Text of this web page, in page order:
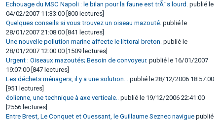
Echouage du MSC Napoli : le bilan pour la faune est trÃ¨s lourd. publié le
04/02/2007 11:33:00 [800 lectures]
Quelques conseils si vous trouvez un oiseau mazouté. publié le
28/01/2007 21:08:00 [841 lectures]
Une nouvelle pollution marine affecte le littoral breton. publié le
28/01/2007 12:00:00 [1509 lectures]
Urgent : Oiseaux mazoutés; Besoin de convoyeur. publié le 16/01/2007
19:07:00 [847 lectures]
Les déchets ménagers, il y a une solution... publié le 28/12/2006 18:57:00
[951 lectures]
éolienne, une technique à axe verticale.. publié le 19/12/2006 22:41:00
[2556 lectures]
Entre Brest, Le Conquet et Ouessant, le Guillaume Seznec navigue publié